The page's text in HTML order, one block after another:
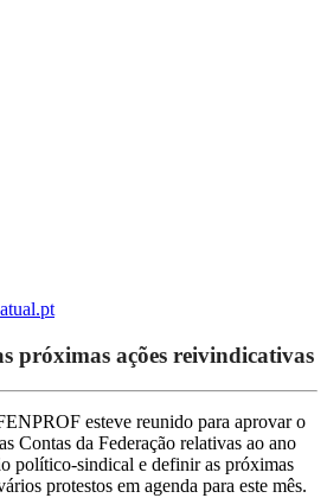
próximas ações reivindicativas
esteve reunido para aprovar o
Contas da Federação relativas ao ano
político-sindical e definir as próximas
protestos em agenda para este mês.